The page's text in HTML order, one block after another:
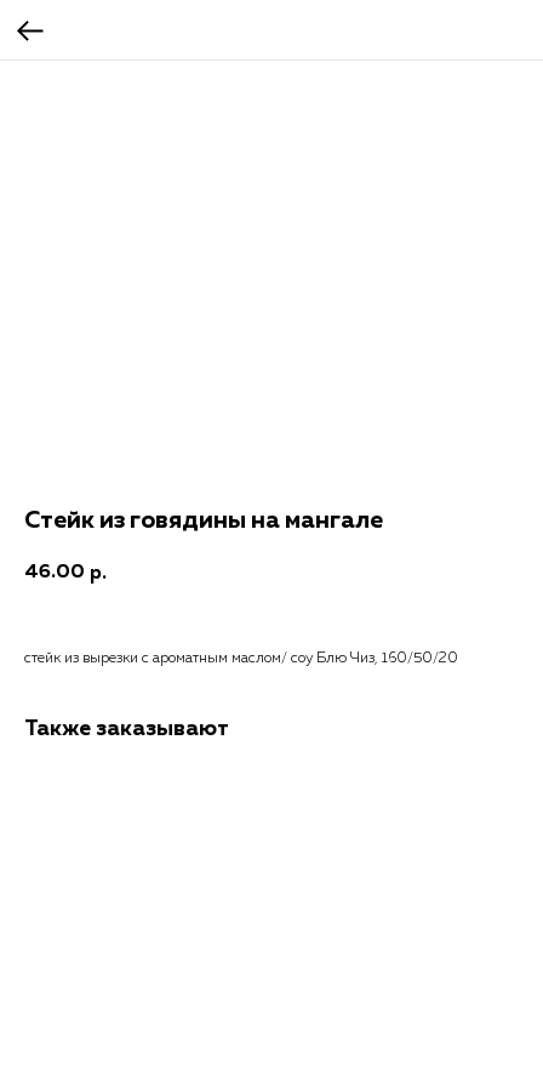
Стейк из говядины на мангале
46.00 р.
стейк из вырезки с ароматным маслом/ соу Блю Чиз, 160/50/20
Также заказывают